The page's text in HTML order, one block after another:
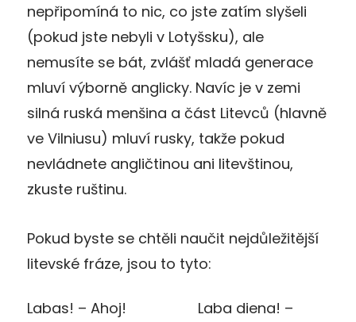
nepřipomíná to nic, co jste zatím slyšeli
(pokud jste nebyli v Lotyšsku), ale
nemusíte se bát, zvlášť mladá generace
mluví výborně anglicky. Navíc je v zemi
silná ruská menšina a část Litevců (hlavně
ve Vilniusu) mluví rusky, takže pokud
nevládnete angličtinou ani litevštinou,
zkuste ruštinu.
Pokud byste se chtěli naučit nejdůležitější
litevské fráze, jsou to tyto:
Labas! – Ahoj! Laba diena! –